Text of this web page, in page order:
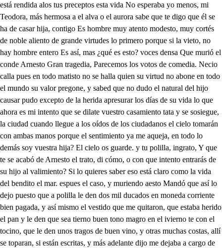
está rendida alos tus preceptos esta vida No esperaba yo menos, mi
Teodora, más hermosa a el alva o el aurora sabe que te digo que él se
ha de casar hija, contigo Es hombre muy atento modesto, muy cortés
de noble aliento de grande virtudes lo primero porque si la vieto, no
hay hombre entero Es así, mas ¿qué es esto? voces densa Que murió el
conde Arnesto Gran tragedia, Parecemos los votos de comedia. Necio
calla pues en todo matisto no se halla quien su virtud no abone en todo
el mundo su valor pregone, y sabed que no dudo el natural del hijo
causar pudo excepto de la herida apresurar los días de su vida lo que
ahora es mi intento que se dilate vuestro casamiento tata y se sosiegue,
la ciudad cuando llegue a los oídos de los ciudadanos el cielo tomarán
con ambas manos porque el sentimiento ya me aqueja, en todo lo
demás soy vuestra hija? El cielo os guarde. y tu polilla, ingrato, Y que
te se acabó de Arnesto el trato, di cómo, o con que intento entrarás de
su hijo al valimiento? Si lo quieres saber eso está claro como la vida
del bendito el mar. espues el caso, y muriendo aesto Mandó que así lo
dejo puesto que a polilla le den dos mil ducados en moneda corriente
bien pagada, y así mismo el vestido que me quitaron, que estaba herido
el pan y le den que sea tierno buen tono magro en el ivierno te con el
tocino, que le den unos tragos de buen vino, y otras muchas costas, allí
se toparan, si están escritas, y más adelante dijo me dejaba a cargo de